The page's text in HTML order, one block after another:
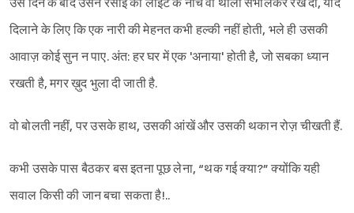
उस दिन के बाद उसने रसोई की लाइट के नीचे वो थाली संभालकर रख दी, याद
दिलाने के लिए कि एक नारी की मेहनत कभी हल्की नहीं होती, भले ही उसकी
आवाज़ कोई सुन न पाए. अंत: हर घर में एक 'अनाया' होती है, जो सबका ध्यान
रखती है, मगर ख़ुद भुला दी जाती है.
वो बोलती नहीं, पर उसके हाथ, उसकी आंखें और उसकी थकान रोज़ चीखती हैं.
कभी उसके पास बैठकर बस इतना पूछ लेना, “थक गई क्या?” क्योंकि यही
सवाल किसी की जान बचा सकता है!..